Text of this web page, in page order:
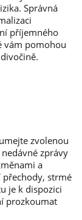
Správná
příjemného
vám pomohou
zvolenou
zprávy
a
strmé
je k dispozici
prozkoumat